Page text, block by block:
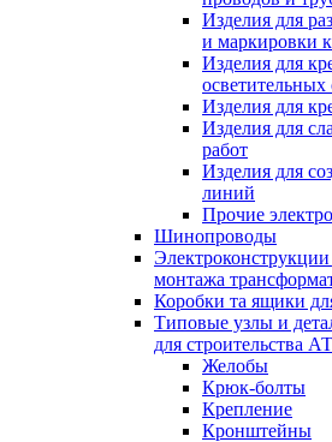
Изделия для
и маркировки
Изделия для
осветительных
Изделия для
Изделия для
работ
Изделия для
линий
Прочие
Шинопроводы
монтажа
Коробки та ящики
Типовые узлы и
для строительства
Желобы
Крюк-болты
Крепление
Кронштейны